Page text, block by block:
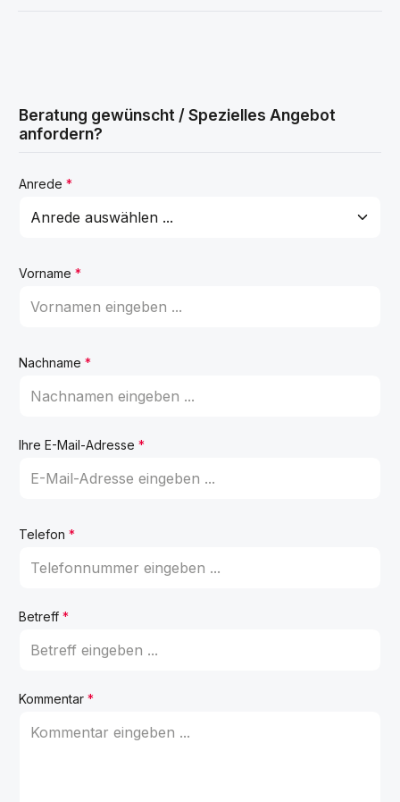
Beratung gewünscht / Spezielles Angebot
anfordern?
Anrede *
Vorname *
Nachname *
Ihre E-Mail-Adresse *
Telefon *
Betreff *
Kommentar *